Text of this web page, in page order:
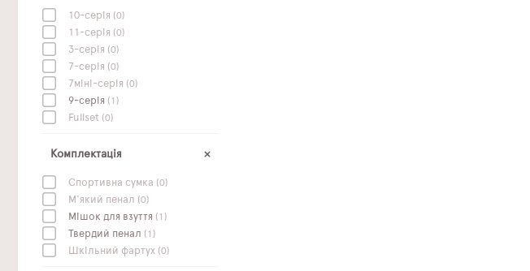
10-серія (0)
11-серія (0)
3-серія (0)
7-серія (0)
7міні-серія (0)
9-серія (1)
Fullset (0)
Комплектація
Спортивна сумка (0)
М'який пенал (0)
Мішок для взуття (1)
Твердий пенал (1)
Шкільний фартух (0)